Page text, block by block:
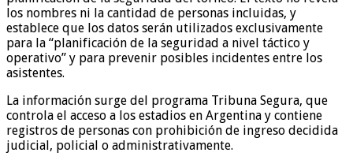
los nombres ni la cantidad de personas incluidas, y
establece que los datos serán utilizados exclusivamente
para la “planificación de la seguridad a nivel táctico y
operativo” y para prevenir posibles incidentes entre los
asistentes.
La información surge del programa Tribuna Segura, que
controla el acceso a los estadios en Argentina y contiene
registros de personas con prohibición de ingreso decidida
judicial, policial o administrativamente.